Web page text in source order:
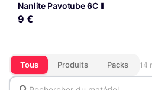
Nanlite Pavotube 6C II
9 €
Tous Produits Packs 14